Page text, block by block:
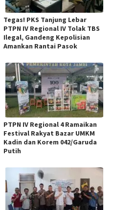
Tegas! PKS Tanjung Lebar
PTPN IV Regional IV Tolak TBS
Ilegal, Gandeng Kepolisian
Amankan Rantai Pasok
PTPN IV Regional 4 Ramaikan
Festival Rakyat Bazar UMKM
Kadin dan Korem 042/Garuda
Putih